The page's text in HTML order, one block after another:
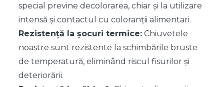
special previne decolorarea, chiar și la utilizare
intensă și contactul cu coloranții alimentari.
Rezistență la șocuri termice: Chiuvetele
noastre sunt rezistente la schimbările bruste
de temperatură, eliminând riscul fisurilor și
deteriorării.